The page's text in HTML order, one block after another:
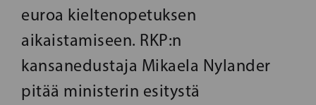
euroa kieltenopetuksen
aikaistamiseen. RKP:n
kansanedustaja Mikaela Nylander
pitää ministerin esitystä